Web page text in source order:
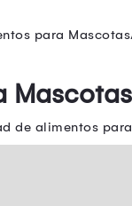
para Mascotas
de alimentos